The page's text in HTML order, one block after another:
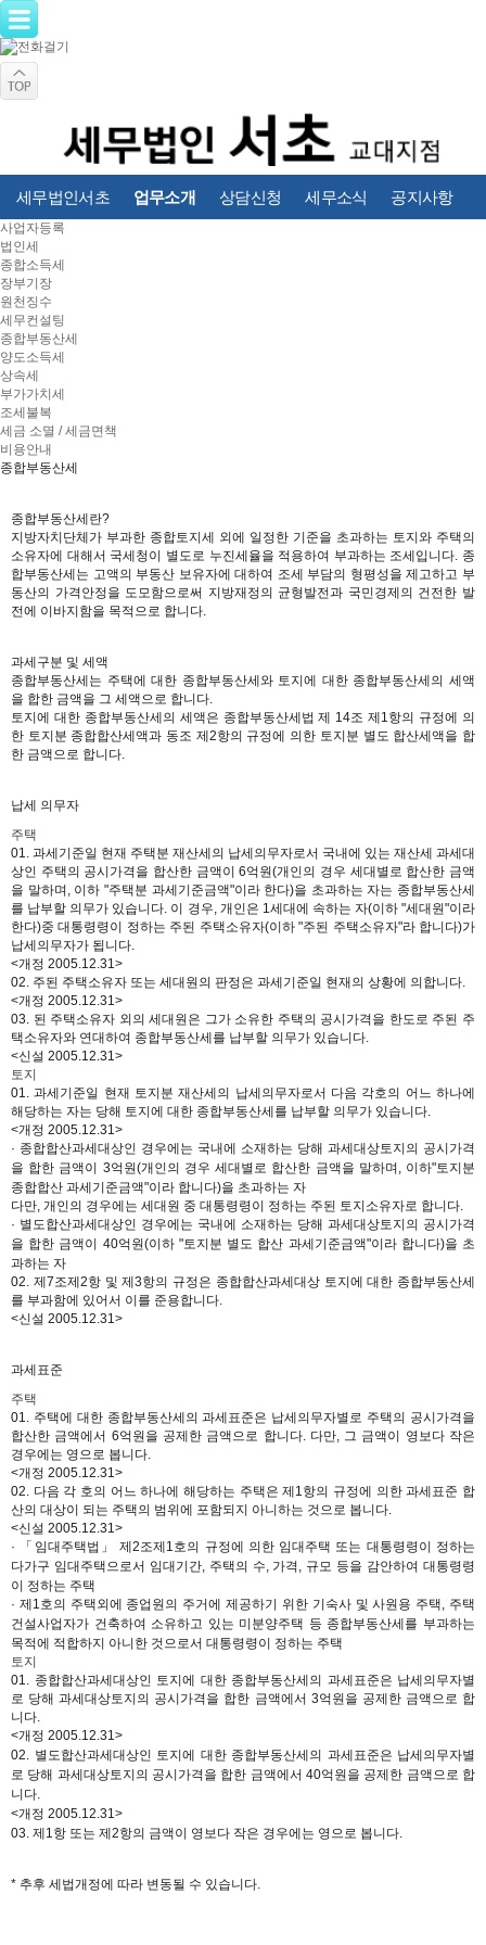
세무법인서초 업무소개 상담신청 세무소식 공지사항
사업자등록
법인세
종합소득세
장부기장
원천징수
세무컨설팅
종합부동산세
양도소득세
상속세
부가가치세
조세불복
세금 소멸 / 세금면책
비용안내
종합부동산세
종합부동산세란?
지방자치단체가 부과한 종합토지세 외에 일정한 기준을 초과하는 토지와 주택의
소유자에 대해서 국세청이 별도로 누진세율을 적용하여 부과하는 조세입니다. 종
합부동산세는 고액의 부동산 보유자에 대하여 조세 부담의 형평성을 제고하고 부
동산의 가격안정을 도모함으로써 지방재정의 균형발전과 국민경제의 건전한 발
전에 이바지함을 목적으로 합니다.
과세구분 및 세액
종합부동산세는 주택에 대한 종합부동산세와 토지에 대한 종합부동산세의 세액
을 합한 금액을 그 세액으로 합니다.
토지에 대한 종합부동산세의 세액은 종합부동산세법 제 14조 제1항의 규정에 의
한 토지분 종합합산세액과 동조 제2항의 규정에 의한 토지분 별도 합산세액을 합
한 금액으로 합니다.
납세 의무자
주택
01. 과세기준일 현재 주택분 재산세의 납세의무자로서 국내에 있는 재산세 과세대
상인 주택의 공시가격을 합산한 금액이 6억원(개인의 경우 세대별로 합산한 금액
을 말하며, 이하 "주택분 과세기준금액"이라 한다)을 초과하는 자는 종합부동산세
를 납부할 의무가 있습니다. 이 경우, 개인은 1세대에 속하는 자(이하 "세대원"이라
한다)중 대통령령이 정하는 주된 주택소유자(이하 "주된 주택소유자"라 합니다)가
납세의무자가 됩니다.
<개정 2005.12.31>
02. 주된 주택소유자 또는 세대원의 판정은 과세기준일 현재의 상황에 의합니다.
<개정 2005.12.31>
03. 된 주택소유자 외의 세대원은 그가 소유한 주택의 공시가격을 한도로 주된 주
택소유자와 연대하여 종합부동산세를 납부할 의무가 있습니다.
<신설 2005.12.31>
토지
01. 과세기준일 현재 토지분 재산세의 납세의무자로서 다음 각호의 어느 하나에
해당하는 자는 당해 토지에 대한 종합부동산세를 납부할 의무가 있습니다.
<개정 2005.12.31>
· 종합합산과세대상인 경우에는 국내에 소재하는 당해 과세대상토지의 공시가격
을 합한 금액이 3억원(개인의 경우 세대별로 합산한 금액을 말하며, 이하"토지분
종합합산 과세기준금액"이라 합니다)을 초과하는 자
다만, 개인의 경우에는 세대원 중 대통령령이 정하는 주된 토지소유자로 합니다.
· 별도합산과세대상인 경우에는 국내에 소재하는 당해 과세대상토지의 공시가격
을 합한 금액이 40억원(이하 "토지분 별도 합산 과세기준금액"이라 합니다)을 초
과하는 자
02. 제7조제2항 및 제3항의 규정은 종합합산과세대상 토지에 대한 종합부동산세
를 부과함에 있어서 이를 준용합니다.
<신설 2005.12.31>
과세표준
주택
01. 주택에 대한 종합부동산세의 과세표준은 납세의무자별로 주택의 공시가격을
합산한 금액에서 6억원을 공제한 금액으로 합니다. 다만, 그 금액이 영보다 작은
경우에는 영으로 봅니다.
<개정 2005.12.31>
02. 다음 각 호의 어느 하나에 해당하는 주택은 제1항의 규정에 의한 과세표준 합
산의 대상이 되는 주택의 범위에 포함되지 아니하는 것으로 봅니다.
<신설 2005.12.31>
· 「임대주택법」 제2조제1호의 규정에 의한 임대주택 또는 대통령령이 정하는
다가구 임대주택으로서 임대기간, 주택의 수, 가격, 규모 등을 감안하여 대통령령
이 정하는 주택
· 제1호의 주택외에 종업원의 주거에 제공하기 위한 기숙사 및 사원용 주택, 주택
건설사업자가 건축하여 소유하고 있는 미분양주택 등 종합부동산세를 부과하는
목적에 적합하지 아니한 것으로서 대통령령이 정하는 주택
토지
01. 종합합산과세대상인 토지에 대한 종합부동산세의 과세표준은 납세의무자별
로 당해 과세대상토지의 공시가격을 합한 금액에서 3억원을 공제한 금액으로 합
니다.
<개정 2005.12.31>
02. 별도합산과세대상인 토지에 대한 종합부동산세의 과세표준은 납세의무자별
로 당해 과세대상토지의 공시가격을 합한 금액에서 40억원을 공제한 금액으로 합
니다.
<개정 2005.12.31>
03. 제1항 또는 제2항의 금액이 영보다 작은 경우에는 영으로 봅니다.
* 추후 세법개정에 따라 변동될 수 있습니다.